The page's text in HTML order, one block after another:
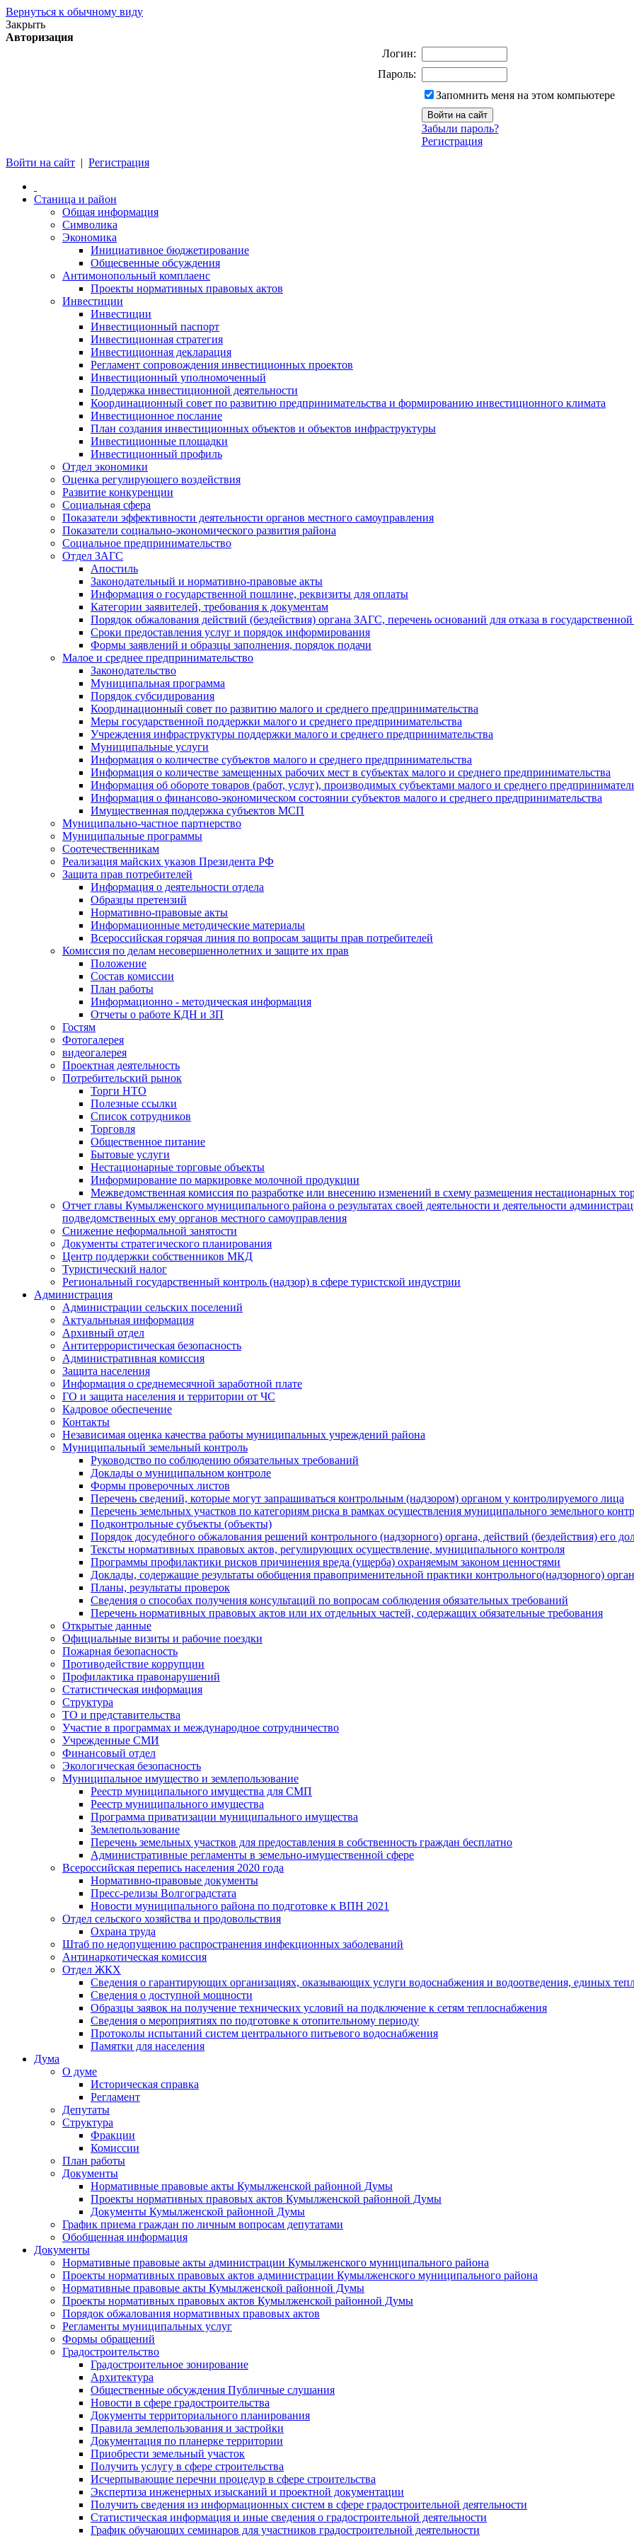
Вернуться к обычному виду
Закрыть
Авторизация
Логин:
Пароль:
Запомнить меня на этом компьютере
Забыли пароль?
Регистрация
Войти на сайт | Регистрация
Станица и район
Общая информация
Символика
Экономика
Инициативное бюджетирование
Общесвенные обсуждения
Антимонопольный комплаенс
Проекты нормативных правовых актов
Инвестиции
Инвестиции
Инвестиционный паспорт
Инвестиционная стратегия
Инвестиционная декларация
Регламент сопровождения инвестиционных проектов
Инвестиционный уполномоченный
Поддержка инвестиционной деятельности
Координационный совет по развитию предпринимательства и формированию инвестиционного климата
Инвестиционное послание
План создания инвестиционных объектов и объектов инфраструктуры
Инвестиционные площадки
Инвестиционный профиль
Отдел экономики
Оценка регулирующего воздействия
Развитие конкуренции
Социальная сфера
Показатели эффективности деятельности органов местного самоуправления
Показатели социально-экономического развития района
Социальное предпринимательство
Отдел ЗАГС
Апостиль
Законодательный и нормативно-правовые акты
Информация о государственной пошлине, реквизиты для оплаты
Категории заявителей, требования к документам
Порядок обжалования действий (бездействия) органа ЗАГС, перечень оснований для отказа в
Сроки предоставления услуг и порядок информирования
Формы заявлений и образцы заполнения, порядок подачи
Малое и среднее предпринимательство
Законодательство
Муниципальная программа
Порядок субсидирования
Координационный совет по развитию малого и среднего предпринимательства
Меры государственной поддержки малого и среднего предпринимательства
Учреждения инфраструктуры поддержки малого и среднего предпринимательства
Муниципальные услуги
Информация о количестве субъектов малого и среднего предпринимательства
Информация о количестве замещенных рабочих мест в субъектах малого и среднего предпринимательства
Информация об обороте товаров (работ, услуг), производимых субъектами малого и среднего
Информация о финансово-экономическом состоянии субъектов малого и среднего предпринимательства
Имущественная поддержка субъектов МСП
Муниципально-частное партнерство
Муниципальные программы
Соотечественникам
Реализация майских указов Президента РФ
Защита прав потребителей
Информация о деятельности отдела
Образцы претензий
Нормативно-правовые акты
Информационные методические материалы
Всероссийская горячая линия по вопросам защиты прав потребителей
Комиссия по делам несовершеннолетних и защите их прав
Положение
Состав комиссии
План работы
Информационно - методическая информация
Отчеты о работе КДН и ЗП
Гостям
Фотогалерея
видеогалерея
Проектная деятельность
Потребительский рынок
Торги НТО
Полезные ссылки
Список сотрудников
Торговля
Общественное питание
Бытовые услуги
Нестационарные торговые объекты
Информирование по маркировке молочной продукции
Межведомственная комиссия по разработке или внесению изменений в схему размещения нестационарных
Отчет главы Кумылженского муниципального района о результатах своей деятельности и деятельности
подведомственных ему органов местного самоуправления
Снижение неформальной занятости
Документы стратегического планирования
Центр поддержки собственников МКД
Туристический налог
Региональный государственный контроль (надзор) в сфере туристской индустрии
Администрация
Администрации сельских поселений
Актуальньная информация
Архивный отдел
Антитеррористическая безопасность
Административная комиссия
Защита населения
Информация о среднемесячной заработной плате
ГО и защита населения и территории от ЧС
Кадровое обеспечение
Контакты
Независимая оценка качества работы муниципальных учреждений района
Муниципальный земельный контроль
Руководство по соблюдению обязательных требований
Доклады о муниципальном контроле
Формы проверочных листов
Перечень сведений, которые могут запрашиваться контрольным (надзором) органом у контролируемого лица
Перечень земельных участков по категориям риска в рамках осуществления муниципального земельного
Подконтрольные субъекты (объекты)
Порядок досудебного обжалования решений контрольного (надзорного) органа, действий (бездействия) его
Тексты нормативных правовых актов, регулирующих осуществление, муниципального контроля
Программы профилактики рисков причинения вреда (ущерба) охраняемым законом ценностями
Доклады, содержащие результаты обобщения правоприменительной практики контрольного(надзорного)
Планы, результаты проверок
Сведения о способах получения консультаций по вопросам соблюдения обязательных требований
Перечень нормативных правовых актов или их отдельных частей, содержащих обязательные требования
Открытые данные
Официальные визиты и рабочие поездки
Пожарная безопасность
Противодействие коррупции
Профилактика правонарушений
Статистическая информация
Структура
ТО и представительства
Участие в программах и международное сотрудничество
Учрежденные СМИ
Финансовый отдел
Экологическая безопасность
Муниципальное имущество и землепользование
Реестр муниципального имущества для СМП
Реестр муниципального имущества
Программа приватизации муниципального имущества
Землепользование
Перечень земельных участков для предоставления в собственность граждан бесплатно
Административные регламенты в земельно-имущественной сфере
Всероссийская перепись населения 2020 года
Нормативно-правовые документы
Пресс-релизы Волгоградстата
Новости муниципального района по подготовке к ВПН 2021
Отдел сельского хозяйства и продовольствия
Охрана труда
Штаб по недопущению распространения инфекционных заболеваний
Антинаркотическая комиссия
Отдел ЖКХ
Сведения о гарантирующих организациях, оказывающих услуги водоснабжения и водоотведения, единых
Сведения о доступной мощности
Образцы заявок на получение технических условий на подключение к сетям теплоснабжения
Сведения о мероприятиях по подготовке к отопительному периоду
Протоколы испытаний систем центрального питьевого водоснабжения
Памятки для населения
Дума
О думе
Историческая справка
Регламент
Депутаты
Структура
Фракции
Комиссии
План работы
Документы
Нормативные правовые акты Кумылженской районной Думы
Проекты нормативных правовых актов Кумылженской районной Думы
Документы Кумылженской районной Думы
График приема граждан по личным вопросам депутатами
Обобщенная информация
Документы
Нормативные правовые акты администрации Кумылженского муниципального района
Проекты нормативных правовых актов администрации Кумылженского муниципального района
Нормативные правовые акты Кумылженской районной Думы
Проекты нормативных правовых актов Кумылженской районной Думы
Порядок обжалования нормативных правовых актов
Регламенты муниципальных услуг
Формы обращений
Градостроительство
Градостроительное зонирование
Архитектура
Общественные обсуждения Публичные слушания
Новости в сфере градостроительства
Документы территориального планирования
Правила землепользования и застройки
Документация по планерке территории
Приобрести земельный участок
Получить услугу в сфере строительства
Исчерпывающие перечни процедур в сфере строительства
Экспертиза инженерных изысканий и проектной документации
Получить сведения из информационных систем в сфере градостроительной деятельности
Статистическая информация и иные сведения о градостроительной деятельности
График обучающих семинаров для участников градостроительной деятельности